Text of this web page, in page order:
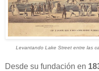
Levantando Lake Street entre las
Desde su fundación en